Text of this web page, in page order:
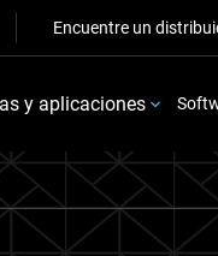
Encuentre un
y aplicaciones